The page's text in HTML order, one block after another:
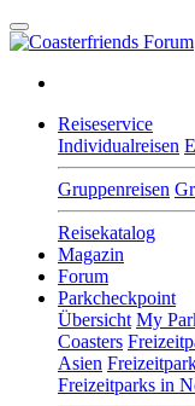
Reiseservice
Individualreisen
Gruppenreisen
Reisekatalog
Magazin
Forum
Parkcheckpoint
Übersicht My
Coasters
Asien
Freizeitparks in